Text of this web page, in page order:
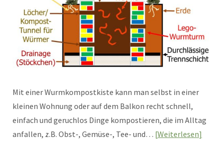
Mit einer Wurmkompostkiste kann man selbst in einer
kleinen Wohnung oder auf dem Balkon recht schnell,
einfach und geruchlos Dinge kompostieren, die im Alltag
anfallen, z.B. Obst-, Gemüse-, Tee- und… Weiterlesen